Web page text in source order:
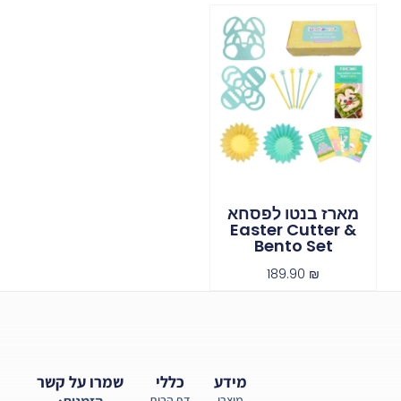
מארז בנטו לפסחא
Easter Cutter &
Bento Set
189.90 ₪
כללי מידע שמרו על קשר